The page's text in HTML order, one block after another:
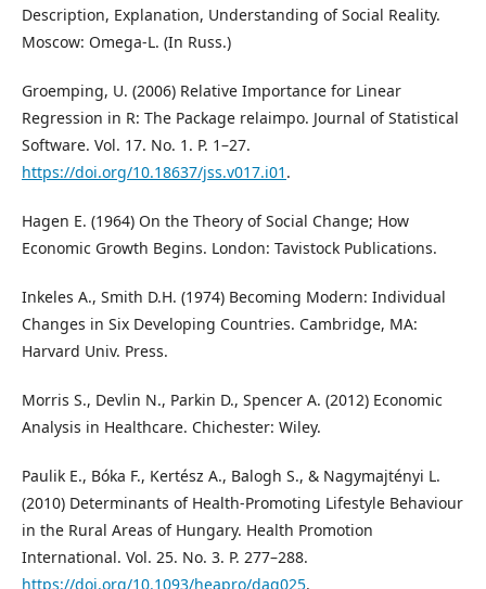
Description, Explanation, Understanding of Social Reality.
Moscow: Omega-L. (In Russ.)
Groemping, U. (2006) Relative Importance for Linear
Regression in R: The Package relaimpo. Journal of Statistical
Software. Vol. 17. No. 1. P. 1–27.
https://doi.org/10.18637/jss.v017.i01 .
Hagen Е. (1964) Оn the Theory of Social Change; How
Economic Growth Begins. London: Tavistock Publications.
Inkeles A., Smith D.H. (1974) Becoming Modern: Individual
Changes in Six Developing Countries. Cambridge, MA:
Harvard Univ. Press.
Morris S., Devlin N., Parkin D., Spencer A. (2012) Economic
Analysis in Healthcare. Chichester: Wiley.
Paulik E., Bóka F., Kertész A., Balogh S., & Nagymajtényi L.
(2010) Determinants of Health-Promoting Lifestyle Behaviour
in the Rural Areas of Hungary. Health Promotion
International. Vol. 25. No. 3. P. 277–288.
https://doi.org/10.1093/heapro/daq025.